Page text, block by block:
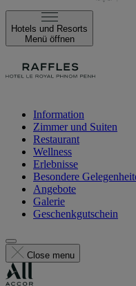
Hotels und Resorts
Menü öffnen
Information
Zimmer und Suiten
Restaurant
Wellness
Erlebnisse
Besondere
Angebote
Galerie
Geschenkgutschein
Close menu